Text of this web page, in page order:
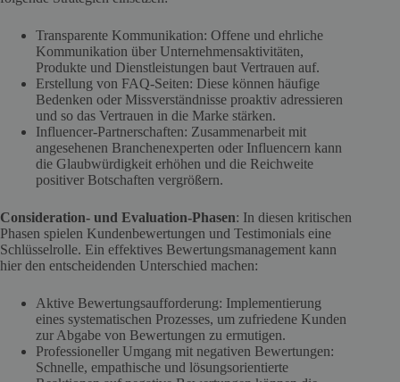
Transparente Kommunikation: Offene und ehrliche
Kommunikation über Unternehmensaktivitäten,
Produkte und Dienstleistungen baut Vertrauen auf.
Erstellung von FAQ-Seiten: Diese können häufige
Bedenken oder Missverständnisse proaktiv adressieren
und so das Vertrauen in die Marke stärken.
Influencer-Partnerschaften: Zusammenarbeit mit
angesehenen Branchenexperten oder Influencern kann
die Glaubwürdigkeit erhöhen und die Reichweite
positiver Botschaften vergrößern.
Consideration- und Evaluation-Phasen: In diesen kritischen
Phasen spielen Kundenbewertungen und Testimonials eine
Schlüsselrolle. Ein effektives Bewertungsmanagement kann
hier den entscheidenden Unterschied machen:
Aktive Bewertungsaufforderung: Implementierung
eines systematischen Prozesses, um zufriedene Kunden
zur Abgabe von Bewertungen zu ermutigen.
Professioneller Umgang mit negativen Bewertungen:
Schnelle, empathische und lösungsorientierte